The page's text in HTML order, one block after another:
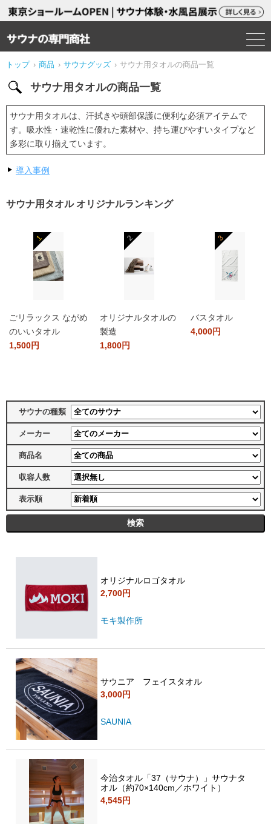
トップ › 商品 › サウナグッズ › サウナ用タオルの商品一覧
サウナ用タオルの商品一覧
サウナ用タオルは、汗拭きや頭部保護に便利な必須アイテムで
す。吸水性・速乾性に優れた素材や、持ち運びやすいタイプなど
多彩に取り揃えています。
導入事例
サウナ用タオル オリジナルランキング
1
ごリラックス ながめ
のいいタオル
1,500円
2
オリジナルタオルの
製造
1,800円
3
バスタオル
4,000円
サウナの種類
メーカー
商品名
収容人数
表示順
オリジナルロゴタオル
2,700円
モキ製作所
サウニア フェイスタオル
3,000円
SAUNIA
今治タオル「37（サウナ）」サウナタ
オル（約70×140cm／ホワイト）
4,545円